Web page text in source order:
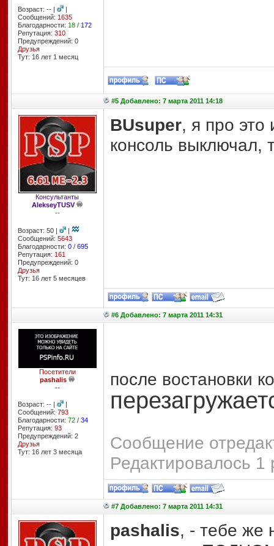
Возраст: -- |
|
Сообщений: 1635
Благодарности: 18/ 172
Репутация: 310
Предупреждений: 0
Друзья
Тут: 16 лет 1 месяц
#5 Добавлено: 7 марта 2011 14:18
Консультанты
AlekseyTUSV
--
Возраст: 50 |
|
Сообщений: 5643
Благодарности: 0/ 695
Репутация: 161
Предупреждений: 0
Друзья
Тут: 16 лет 5 месяцев
BUsuper, я про
консоль выключал,
#6 Добавлено: 7 марта 2011 14:31
Посетители
pashalis
--
Возраст: -- |
|
Сообщений: 793
Благодарности: 72/ 34
Репутация: 93
Предупреждений: 2
Друзья
Тут: 16 лет 3 месяцa
после востановки
Сообщение
Редактировалось 1
#7 Добавлено: 7 марта 2011 14:31
pashalis, - тебе же